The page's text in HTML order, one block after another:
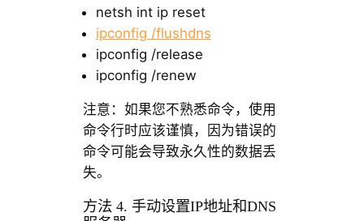
netsh int ip reset
ipconfig /flushdns
ipconfig /release
ipconfig /renew
注意：如果您不熟悉命令，使用
命令行时应该谨慎，因为错误的
命令可能会导致永久性的数据丢
失。
方法 4. 手动设置IP地址和DNS